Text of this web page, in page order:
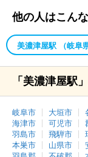
他の人はこん
美濃津屋駅 （岐阜
「美濃津屋駅
岐阜市 大垣市
海津市
可児市
羽島市
飛騨市
本巣市
山県市